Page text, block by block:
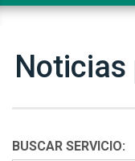
Noticias
BUSCAR SERVICIO: